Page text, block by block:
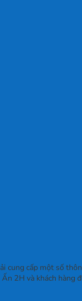
cung cấp một số
2H và khách hàng